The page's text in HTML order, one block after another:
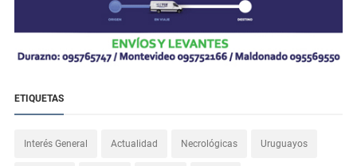
ETIQUETAS
Interés General Actualidad Necrológicas Uruguayos